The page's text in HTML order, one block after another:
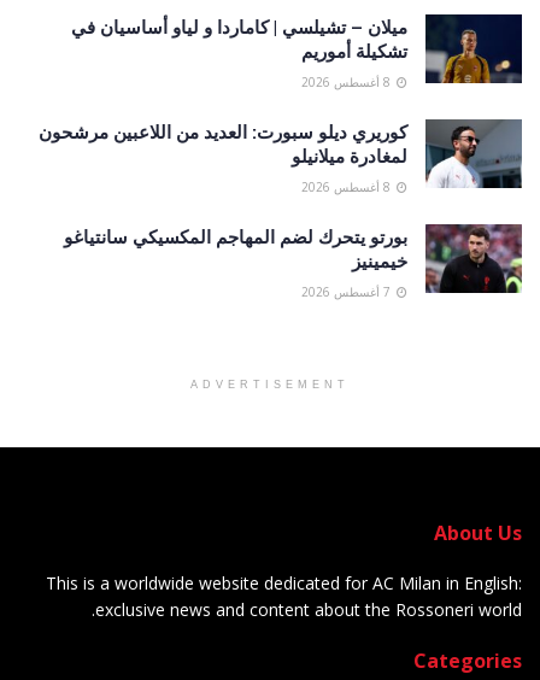
ميلان – تشيلسي | كاماردا و لياو أساسيان في
تشكيلة أموريم
كوريري ديلو سبورت: العديد من اللاعبين مرشحون
لمغادرة ميلانيلو
بورتو يتحرك لضم المهاجم المكسيكي سانتياغو
خيمينيز
ADVERTISEMENT
About Us
This is a worldwide website dedicated for AC Milan in English:
exclusive news and content about the Rossoneri world.
Categories